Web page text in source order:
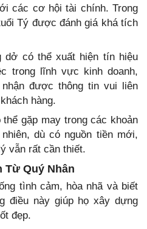
các cơ hội tài chính. Trong
Tý được đánh giá khá tích
dở có thể xuất hiện tín hiệu
trong lĩnh vực kinh doanh,
được thông tin vui liên
hàng.
gặp may trong các khoản
dù có nguồn tiền mới,
vẫn rất cần thiết.
Từ Quý Nhân
tình cảm, hòa nhã và biết
điều này giúp họ xây dựng
đẹp.